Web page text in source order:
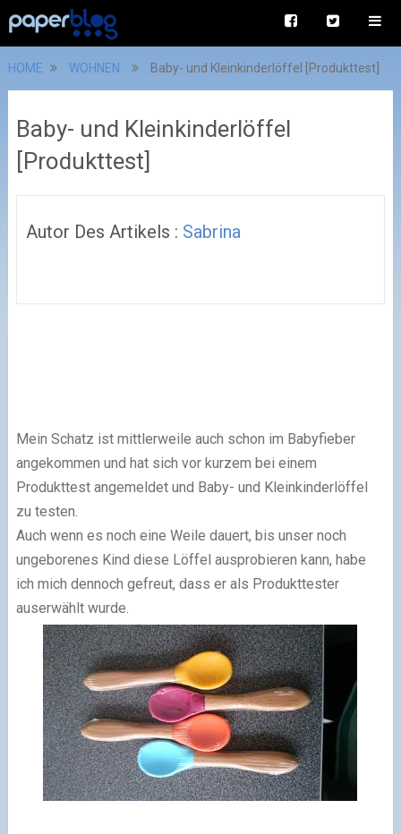
HOME WOHNEN Baby- und Kleinkinderlöffel [Produkttest]
Baby- und Kleinkinderlöffel
[Produkttest]
Autor Des Artikels : Sabrina
Mein Schatz ist mittlerweile auch schon im Babyfieber
angekommen und hat sich vor kurzem bei einem
Produkttest angemeldet und Baby- und Kleinkinderlöffel
zu testen.
Auch wenn es noch eine Weile dauert, bis unser noch
ungeborenes Kind diese Löffel ausprobieren kann, habe
ich mich dennoch gefreut, dass er als Produkttester
auserwählt wurde.